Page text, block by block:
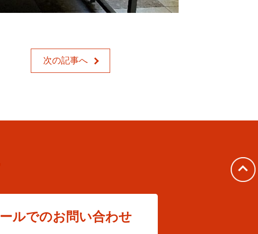
次の記事へ
ルでのお問い合わせ